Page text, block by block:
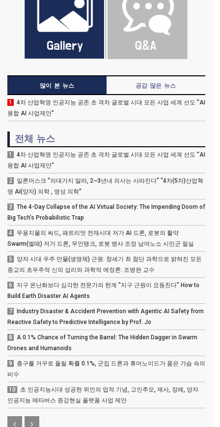
많이 본 뉴스 공감 많은 뉴스
1
4차 산업혁명 인공지능 공존 초 격차 글로벌 시대 모든 사업 세계 선도 "AI
융합 AI 사업제안"
전체 뉴스
1
4차 산업혁명 인공지능 공존 초 격차 글로벌 시대 모든 사업 세계 선도 "AI
융합 AI 사업제안"
2
일론머스크 "의대가지 말라, 2~3년내 의사는 사라진다" "4차(5차)산업혁
명 AI(양자) 의학 , 영성 의학"
3
The 4-Day Collapse of the AI Virtual Society: The Impending Doom of
Big Tech’s Probabilistic Trap
4
무용지물의 싸드, 패트리엇 전재시대 저가 AI 드론, 로봇의 활약
Swarm(벌떼) 저가 드론, 무인탱크, 로봇 병사 조정 남여노소 시민군 절실
5
양자 시대 우주 만물(생명체) 근원: 창세기 최 첨단 과학으로 밝혀진 모든
종교의 초우주적 신의 섭리와 과학적 에정론: 조병완 교수
6
지구 온난화보다 심각한 전문가의 한계 "지구 근원이 요동친다" How to
Build Earth Disaster AI Agents
7
Industry Disaster & Accident Prevention with Agentic AI Safety from
Reactive Safety to Predictive Intelligence by Prof. Jo
8
A 0.1% Chance of Turning the Barrel: The Hidden Dagger in Swarm
Drones and Humanoids
9
총구를 거꾸로 돌릴 확률 0.1%, 군집 드론과 휴머노이드가 품은 가슴 속의
비수
10
초 인공지능시대 성공한 위인의 업적 기념, 고인추모, 제사, 장례, 양자
인공지능 메타버스 증강현실 플랫폼 사업 제안